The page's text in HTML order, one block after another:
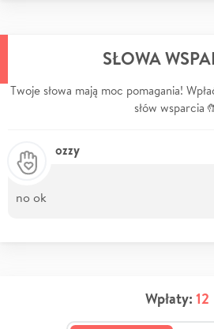
SŁOWA
Twoje słowa mają moc pomagania!
słów wsparcia
ozzy
no ok
Wpłaty: 12